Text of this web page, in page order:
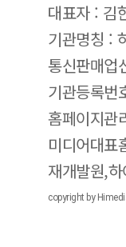
대표자 : 김
기관명칭 :
통신판매업
기관등록번
홈페이지관
미디어대표
재개발원,
copyright by